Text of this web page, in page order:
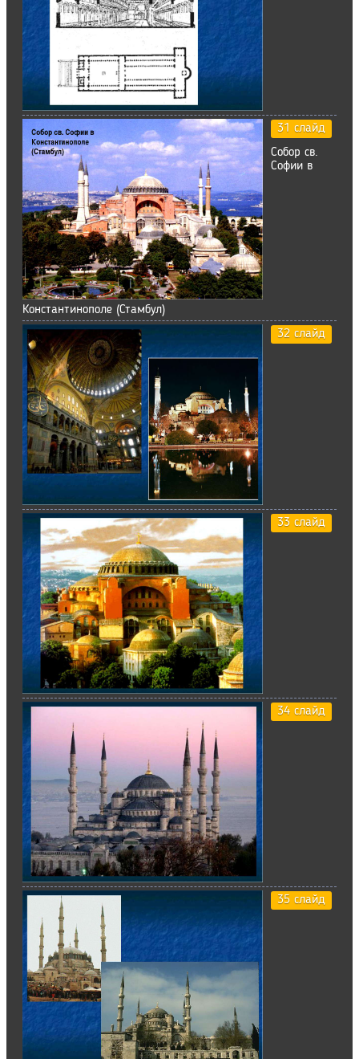
31 слайд
Собор св.
Софии в
Константинополе (Стамбул)
32 слайд
33 слайд
34 слайд
35 слайд